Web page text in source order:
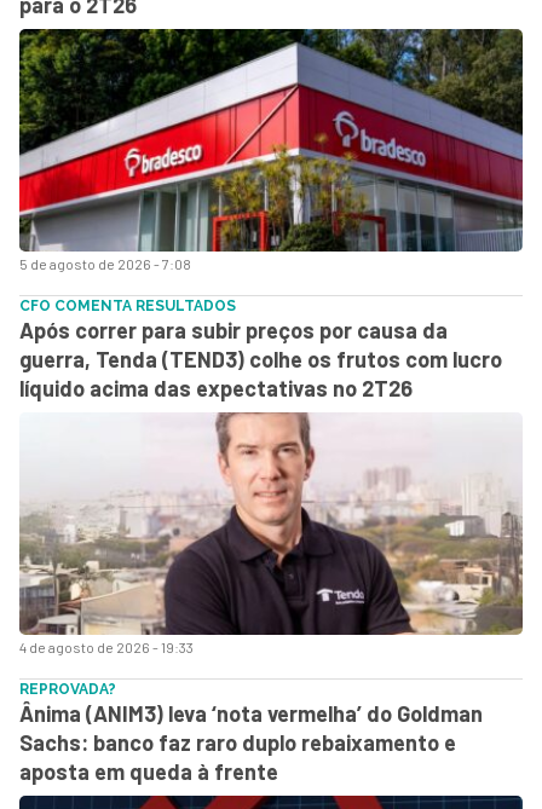
5 de agosto de 2026 - 7:08
4 de agosto de 2026 - 19:33
CFO COMENTA RESULTADOS
Após correr para subir preços por causa da
guerra, Tenda (TEND3) colhe os frutos com lucro
líquido acima das expectativas no 2T26
REPROVADA?
Ânima (ANIM3) leva ‘nota vermelha’ do Goldman
Sachs: banco faz raro duplo rebaixamento e
aposta em queda à frente